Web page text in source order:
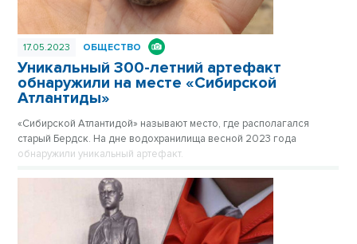
17.05.2023 ОБЩЕСТВО
Уникальный 300-летний артефакт
обнаружили на месте «Сибирской
Атлантиды»
«Сибирской Атлантидой» называют место, где располагался
старый Бердск. На дне водохранилища весной 2023 года
обнаружили уникальный артефакт.